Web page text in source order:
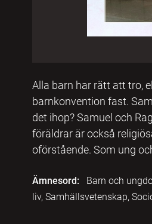
Alla barn har rätt att tro,
barnkonvention fast.
det ihop? Samuel och
föräldrar är också
oförstående. Som ung
Ämnesord:
Barn och
liv, Samhällsvetenskap,